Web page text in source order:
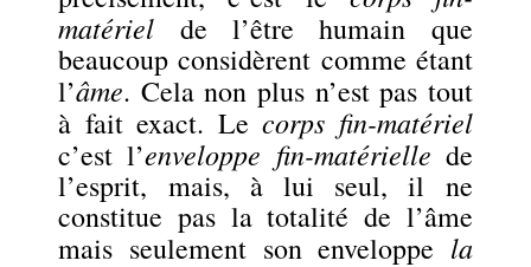
matériel de l’être humain que
beaucoup considèrent comme étant
l’âme. Cela non plus n’est pas tout
à fait exact. Lecorps fin-matériel
c’est l’enveloppe fin-matérielle de
l’esprit, mais, à lui seul, il ne
constitue pas la totalité de l’âme
mais seulement son enveloppe la